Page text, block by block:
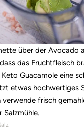
über der Avocado
das Fruchtfleisch
Guacamole eine
etwas hochwertiges
verwende frisch
Salzmühle.